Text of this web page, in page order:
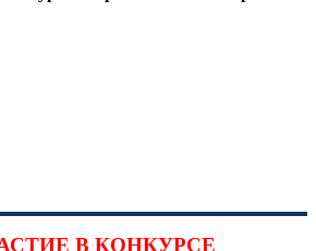
В КОНКУРСЕ